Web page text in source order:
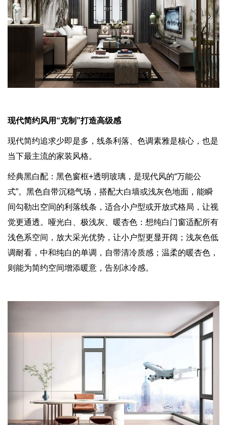
现代简约风用“克制”打造高级感
现代简约追求少即是多，线条利落、色调素雅是核心，也是
当下最主流的家装风格。
经典黑白配：黑色窗框+透明玻璃，是现代风的“万能公
式”。黑色自带沉稳气场，搭配大白墙或浅灰色地面，能瞬
间勾勒出空间的利落线条，适合小户型或开放式格局，让视
觉更通透。哑光白、极浅灰、暖杏色：想纯白门窗适配所有
浅色系空间，放大采光优势，让小户型更显开阔；浅灰色低
调耐看，中和纯白的单调，自带清冷质感；温柔的暖杏色，
则能为简约空间增添暖意，告别冰冷感。